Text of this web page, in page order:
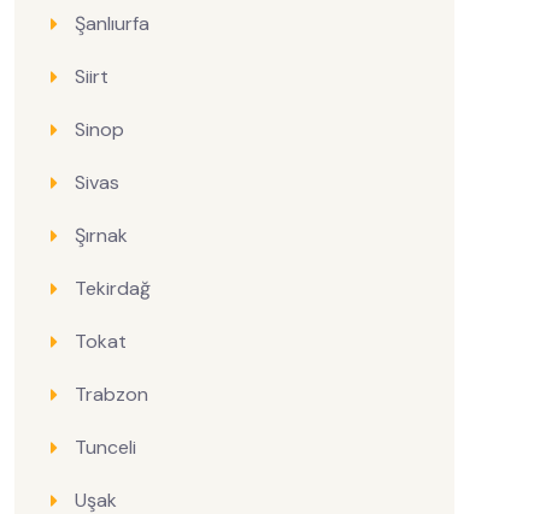
Şanlıurfa
Siirt
Sinop
Sivas
Şırnak
Tekirdağ
Tokat
Trabzon
Tunceli
Uşak